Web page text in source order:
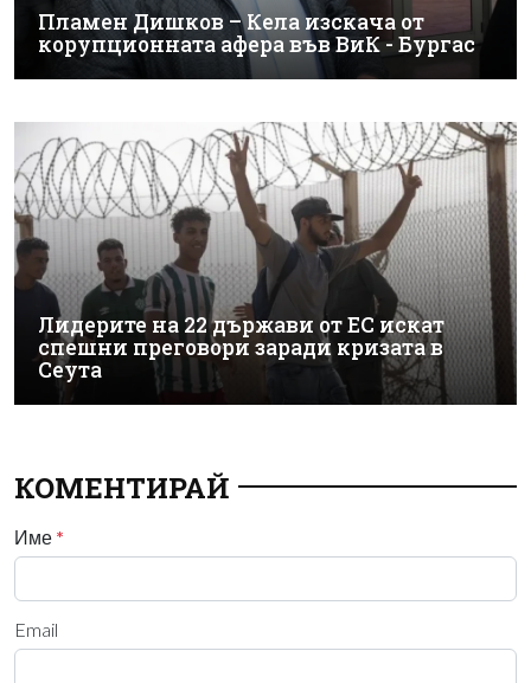
Пламен Дишков – Кела изскача от
корупционната афера във ВиК - Бургас
Лидерите на 22 държави от ЕС искат
спешни преговори заради кризата в
Сеута
КОМЕНТИРАЙ
Име *
Email